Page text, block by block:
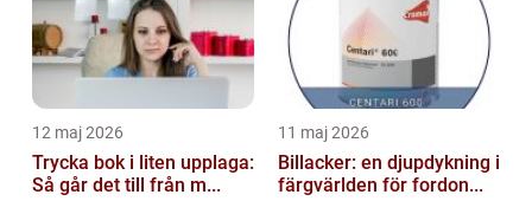
12 maj 2026
Trycka bok i liten upplaga:
Så går det till från m...
11 maj 2026
Billacker: en djupdykning i
färgvärlden för fordon...